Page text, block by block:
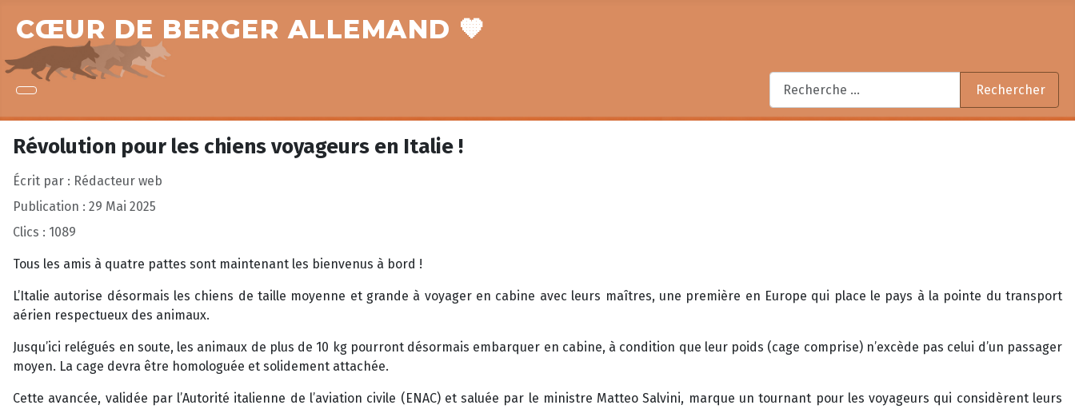
CŒUR DE BERGER ALLEMAND 🧡
Rechercher
Rechercher
Révolution pour les chiens voyageurs en Italie !
Écrit par : Rédacteur web
Publication : 29 Mai 2025
Clics : 1089
Tous les amis à quatre pattes sont maintenant les bienvenus à bord !
L’Italie autorise désormais les chiens de taille moyenne et grande à voyager en cabine avec leurs maîtres, une première en Europe qui place le pays à la pointe du transport
aérien respectueux des animaux.
Jusqu’ici relégués en soute, les animaux de plus de 10 kg pourront désormais embarquer en cabine, à condition que leur poids (cage comprise) n’excède pas celui d’un passager
moyen. La cage devra être homologuée et solidement attachée.
Cette avancée, validée par l’Autorité italienne de l’aviation civile (ENAC) et saluée par le ministre Matteo Salvini, marque un tournant pour les voyageurs qui considèrent leurs